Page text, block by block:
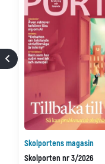
Skolportens magasin
Skolporten nr 3/2026